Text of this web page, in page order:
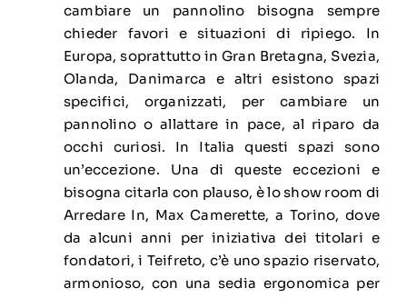
cambiare un pannolino bisogna sempre
chieder favori e situazioni di ripiego. In
Europa, soprattutto in Gran Bretagna, Svezia,
Olanda, Danimarca e altri esistono spazi
specifici, organizzati, per cambiare un
pannolino o allattare in pace, al riparo da
occhi curiosi. In Italia questi spazi sono
un’eccezione. Una di queste eccezioni e
bisogna citarla con plauso, è lo show room di
Arredare In, Max Camerette, a Torino, dove
da alcuni anni per iniziativa dei titolari e
fondatori, i Teifreto, c’è uno spazio riservato,
armonioso, con una sedia ergonomica per